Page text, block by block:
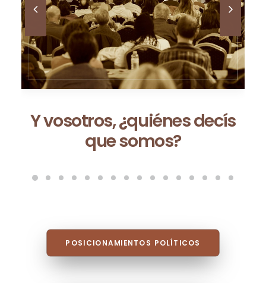
Ceuta no es una excepción:
es la consecuencia de un
vez que se repite